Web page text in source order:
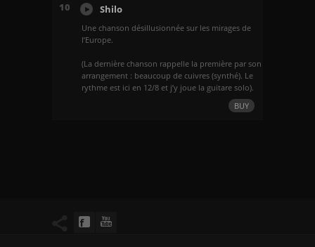
10 Shilo
Une chanson désillusionnée sur les mirages de
l’Europe.
(La dernière chanson rappelle la première par son
arrangement : beaucoup de cuivres (synthé). Le
rythme est ici en 12/8 et j’y joue la guitare solo).
BUY